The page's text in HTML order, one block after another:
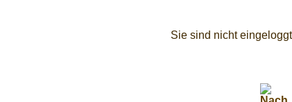
Sie sind nicht eingeloggt